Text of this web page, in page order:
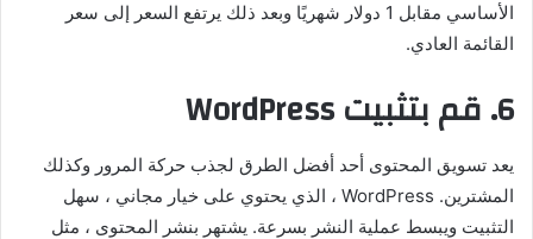
الأساسي مقابل 1 دولار شهريًا وبعد ذلك يرتفع السعر إلى سعر
القائمة العادي.
6. قم بتثبيت WordPress
يعد تسويق المحتوى أحد أفضل الطرق لجذب حركة المرور وكذلك
المشترين. WordPress ، الذي يحتوي على خيار مجاني ، سهل
التثبيت ويبسط عملية النشر بسرعة. يشتهر بنشر المحتوى ، مثل